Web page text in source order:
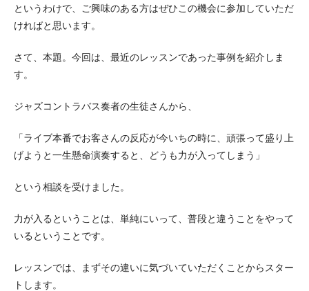
というわけで、ご興味のある方はぜひこの機会に参加していただ
ければと思います。
さて、本題。今回は、最近のレッスンであった事例を紹介しま
す。
ジャズコントラバス奏者の生徒さんから、
「ライブ本番でお客さんの反応が今いちの時に、頑張って盛り上
げようと一生懸命演奏すると、どうも力が入ってしまう」
という相談を受けました。
力が入るということは、単純にいって、普段と違うことをやって
いるということです。
レッスンでは、まずその違いに気づいていただくことからスター
トします。